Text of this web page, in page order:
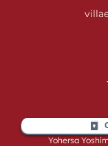
Yohersa